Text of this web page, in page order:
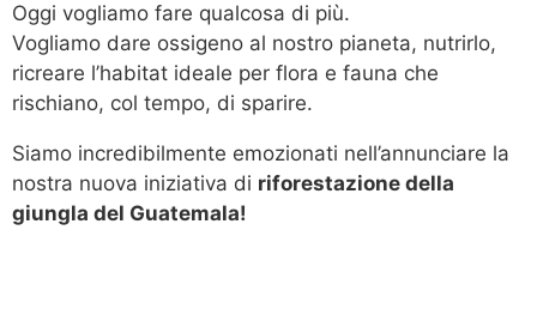
Oggi vogliamo fare qualcosa di più.
Vogliamo dare ossigeno al nostro pianeta, nutrirlo,
ricreare l’habitat ideale per flora e fauna che
rischiano, col tempo, di sparire.
Siamo incredibilmente emozionati nell’annunciare la
nostra nuova iniziativa di riforestazione della
giungla del Guatemala!